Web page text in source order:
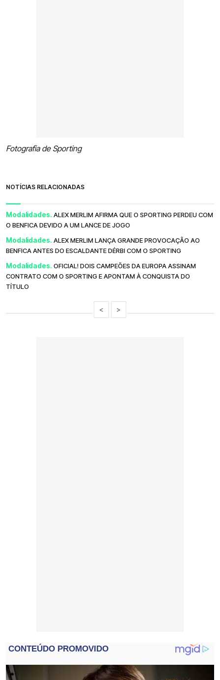
Fotografia de Sporting
NOTÍCIAS RELACIONADAS
Modalidades. ALEX MERLIM AFIRMA QUE O SPORTING PERDEU COM
O BENFICA DEVIDO A UM LANCE DE JOGO
Modalidades. ALEX MERLIM LANÇA GRANDE PROVOCAÇÃO AO
BENFICA ANTES DO ESCALDANTE DÉRBI COM O SPORTING
Modalidades. OFICIAL! DOIS CAMPEÕES DA EUROPA ASSINAM
CONTRATO COM O SPORTING E APONTAM À CONQUISTA DO
TÍTULO
< >